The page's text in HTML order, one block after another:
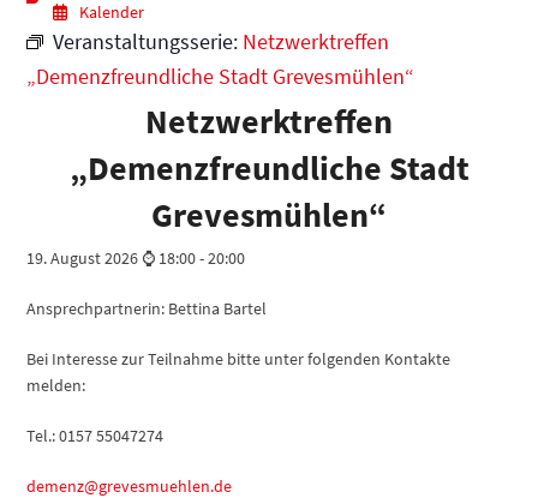
Kalender
Veranstaltungsserie: Netzwerktreffen
„Demenzfreundliche Stadt Grevesmühlen“
Netzwerktreffen
„Demenzfreundliche Stadt
Grevesmühlen“
19. August 2026 ⌚ 18:00-20:00
Ansprechpartnerin: Bettina Bartel
Bei Interesse zur Teilnahme bitte unter folgenden Kontakte
melden:
Tel.: 0157 55047274
demenz@grevesmuehlen.de